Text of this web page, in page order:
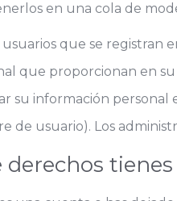
en una cola de
usuarios que se registran
que proporcionan en
su información
de usuario). Los
derechos